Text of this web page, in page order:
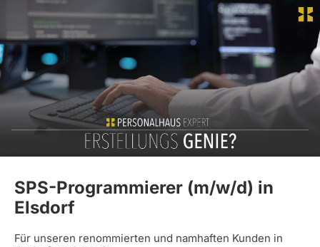
SPS-Programmierer (m/w/d) in
Elsdorf
Für unseren renommierten und namhaften Kunden in